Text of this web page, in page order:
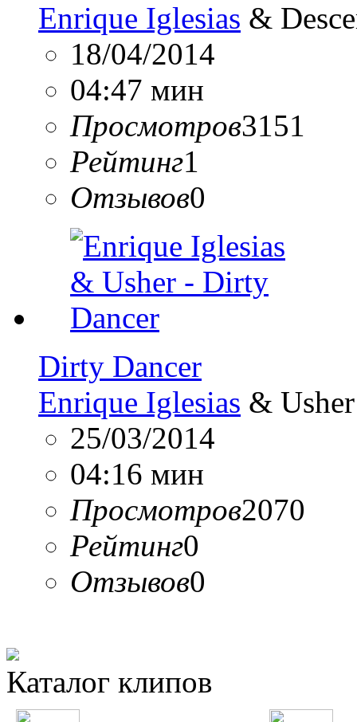
Enrique Iglesias &
18/04/2014
04:47 мин
Просмотров3151
Рейтинг1
Отзывов0
Dirty Dancer
Enrique Iglesias & Usher
25/03/2014
04:16 мин
Просмотров2070
Рейтинг0
Отзывов0
Каталог клипов